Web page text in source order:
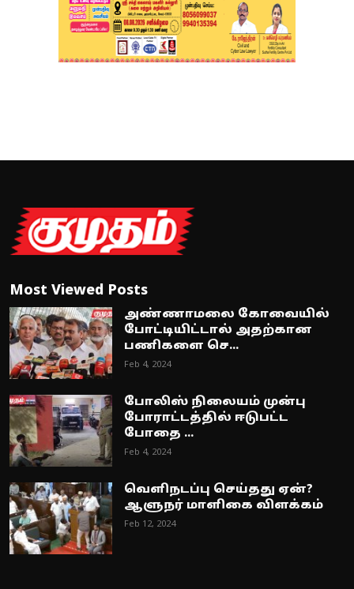
Most Viewed Posts
அண்ணாமலை கோவையில்
போட்டியிட்டால் அதற்கான
பணிகளை செ...
Feb 4, 2024
போலிஸ் நிலையம் முன்பு
போராட்டத்தில் ஈடுபட்ட
போதை ...
Feb 4, 2024
வெளிநடப்பு செய்தது ஏன்?
ஆளுநர் மாளிகை விளக்கம்
Feb 12, 2024